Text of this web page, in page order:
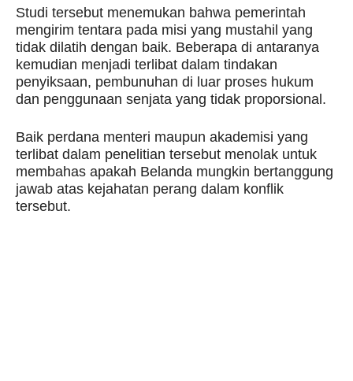
Studi tersebut menemukan bahwa pemerintah
mengirim tentara pada misi yang mustahil yang
tidak dilatih dengan baik. Beberapa di antaranya
kemudian menjadi terlibat dalam tindakan
penyiksaan, pembunuhan di luar proses hukum
dan penggunaan senjata yang tidak proporsional.
Baik perdana menteri maupun akademisi yang
terlibat dalam penelitian tersebut menolak untuk
membahas apakah Belanda mungkin bertanggung
jawab atas kejahatan perang dalam konflik
tersebut.